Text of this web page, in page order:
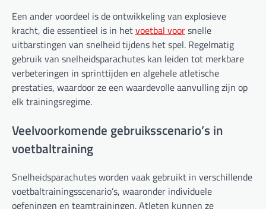
Een ander voordeel is de ontwikkeling van explosieve
kracht, die essentieel is in hetvoetbal voorsnelle
uitbarstingen van snelheid tijdens het spel. Regelmatig
gebruik van snelheidsparachutes kan leiden tot merkbare
verbeteringen in sprinttijden en algehele atletische
prestaties, waardoor ze een waardevolle aanvulling zijn op
elk trainingsregime.
Veelvoorkomende gebruiksscenario’s in
voetbaltraining
Snelheidsparachutes worden vaak gebruikt in verschillende
voetbaltrainingsscenario’s, waaronder individuele
oefeningen en teamtrainingen. Atleten kunnen ze